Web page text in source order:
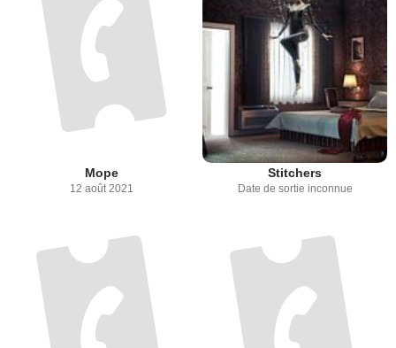
Mope
12 août 2021
Stitchers
Date de sortie inconnue